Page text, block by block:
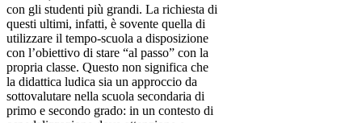
con gli studenti più grandi. La richiesta di
questi ultimi, infatti, è sovente quella di
utilizzare il tempo-scuola a disposizione
con l’obiettivo di stare “al passo” con la
propria classe. Questo non significa che
la didattica ludica sia un approccio da
sottovalutare nella scuola secondaria di
primo e secondo grado: in un contesto di